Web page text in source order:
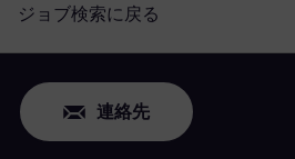
ジョブ検索に戻る
連絡先